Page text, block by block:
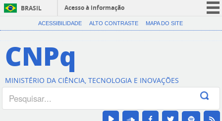
BRASIL
Acesso à informação
CORONAVÍRUS (COVID-19)
Canais
ACESSIBILIDADE ALTO CONTRASTE MAPA DO SITE
CNPq
MINISTÉRIO DA CIÊNCIA, TECNOLOGIA E INOVAÇÕES